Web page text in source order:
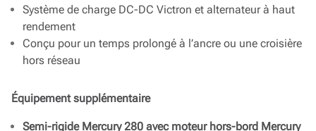
Système de charge DC-DC Victron et alternateur à haut
rendement
Conçu pour un temps prolongé à l’ancre ou une croisière
hors réseau
Équipement supplémentaire
Semi-rigide Mercury 280 avec moteur hors-bord Mercury